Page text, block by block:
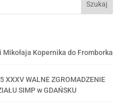
Kopernika do Fromborka
XXXV WALNE ZGROMADZENIE
SIMP w GDAŃSKU